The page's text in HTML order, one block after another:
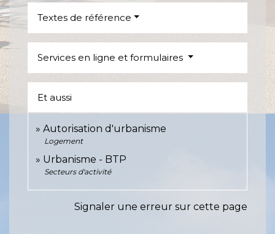
Textes de référence
Services en ligne et formulaires
Et aussi
Autorisation d'urbanisme
Logement
Urbanisme - BTP
Secteurs d'activité
Signaler une erreur sur cette page